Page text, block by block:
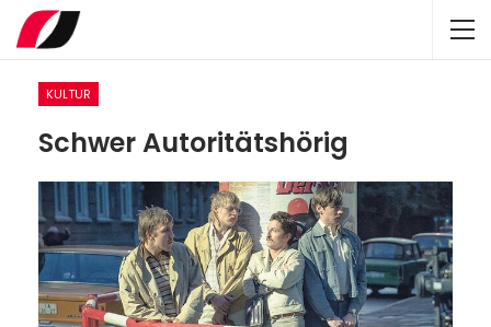
KULTUR
Schwer Autoritätshörig